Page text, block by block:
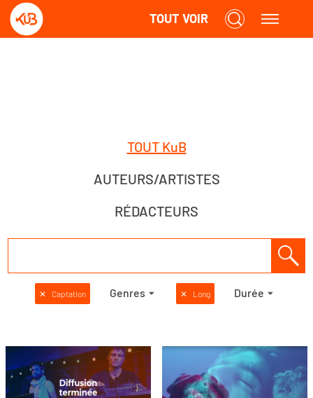
TOUT VOIR
TOUT KuB
AUTEURS/ARTISTES
RÉDACTEURS
✕ Captation Genres ✕ Long Durée